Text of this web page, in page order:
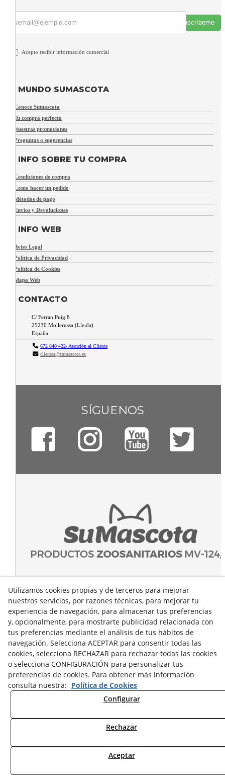
Suscríbeme
Acepto recibir información comercial
MUNDO SUMASCOTA
Conoce Sumascota
Tu compra perfecta
Nuestras promociones
Preguntas o sugerencias
INFO SOBRE TU COMPRA
Condiciones de compra
Como hacer un pedido
Métodos de pago
Envíos y Devoluciones
INFO WEB
Aviso Legal
Política de Privacidad
Política de Cookies
Mapa Web
CONTACTO
C/ Ferran Puig 8
25230 Mollerussa (Lleida)
España
672 840 432- Atención al Cliente
clientes@sumascota.es
SÍGUENOS
Utilizamos cookies propias y de terceros para mejorar
nuestros servicios, por razones técnicas, para mejorar tu
experiencia de navegación, para almacenar tus preferencias
y, opcionalmente, para mostrarte publicidad relacionada con
tus preferencias mediante el análisis de tus hábitos de
navegación. Selecciona ACEPTAR para consentir todas las
cookies, selecciona RECHAZAR para rechazar todas las cookies
o selecciona CONFIGURACIÓN para personalizar tus
preferencias de cookies. Para obtener más información
consulta nuestra: Política de Cookies
Configurar
Rechazar
Aceptar